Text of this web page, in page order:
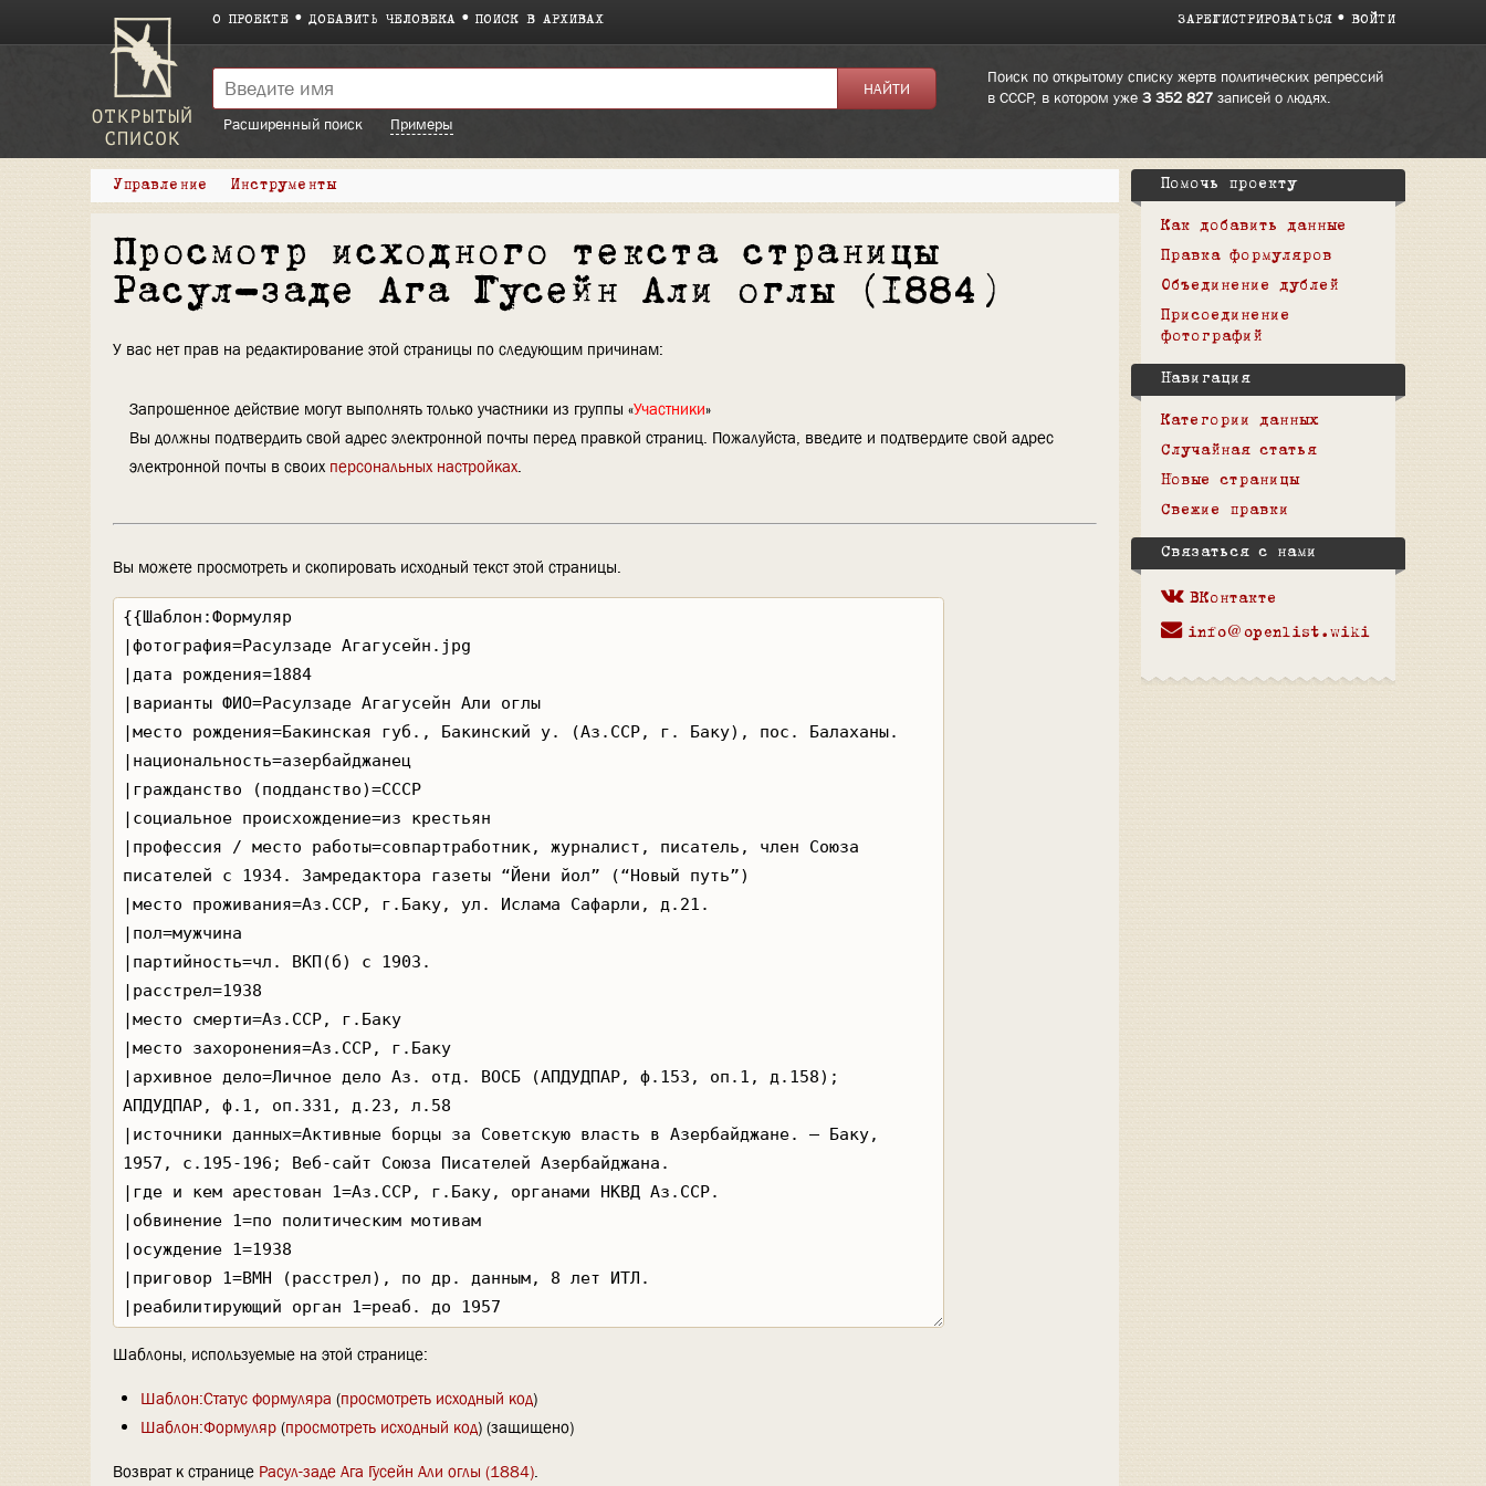
О ПРОЕКТЕ ДОБАВИТЬ ЧЕЛОВЕКА ПОИСК В АРХИВАХ ЗАРЕГИСТРИРОВАТЬСЯ ВОЙТИ
Поиск по открытому списку жертв политических репрессий
в СССР, в котором уже 3 352 827записей о людях.
Расширенный поиск
Примеры
Управление Инструменты
Просмотр исходного текста страницы
Расул-заде Ага Гусейн Али оглы (1884)
У вас нет прав на редактирование этой страницы по следующим причинам:
Запрошенное действие могут выполнять только участники из группы «Участники»
Вы должны подтвердить свой адрес электронной почты перед правкой страниц. Пожалуйста, введите и подтвердите свой адрес
электронной почты в своих персональных настройках.
Вы можете просмотреть и скопировать исходный текст этой страницы.
Шаблоны, используемые на этой странице:
Шаблон:Статус формуляра (просмотреть исходный код)
Шаблон:Формуляр(просмотреть исходный код) (защищено)
Возврат к странице Расул-заде Ага Гусейн Али оглы (1884).
Помочь проекту
Как добавить данные
Правка формуляров
Объединение дублей
Присоединение
фотографий
Навигация
Категории данных
Случайная статья
Новые страницы
Свежие правки
Связаться с нами
ВКонтакте
info@openlist.wiki